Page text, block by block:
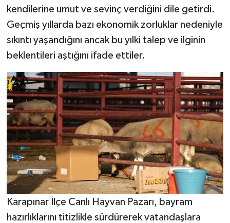
kendilerine umut ve sevinç verdiğini dile getirdi.
Geçmiş yıllarda bazı ekonomik zorluklar nedeniyle
sıkıntı yaşandığını ancak bu yılki talep ve ilginin
beklentileri aştığını ifade ettiler.
Karapınar İlçe Canlı Hayvan Pazarı, bayram
hazırlıklarını titizlikle sürdürerek vatandaşlara